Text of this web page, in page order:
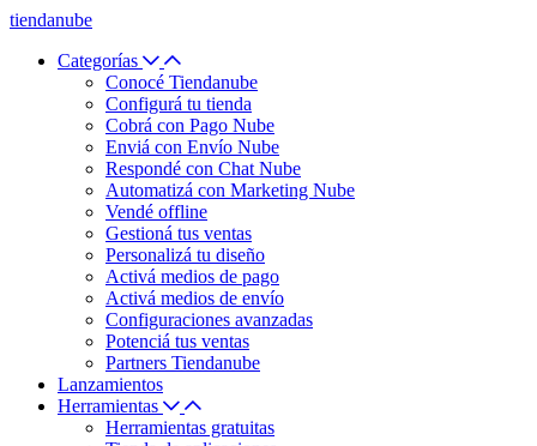
tiendanube
Categorías
Conocé Tiendanube
Configurá tu tienda
Cobrá con Pago Nube
Enviá con Envío Nube
Respondé con Chat Nube
Automatizá con Marketing Nube
Vendé offline
Gestioná tus ventas
Personalizá tu diseño
Activá medios de pago
Activá medios de envío
Configuraciones avanzadas
Potenciá tus ventas
Partners Tiendanube
Lanzamientos
Herramientas
Herramientas gratuitas